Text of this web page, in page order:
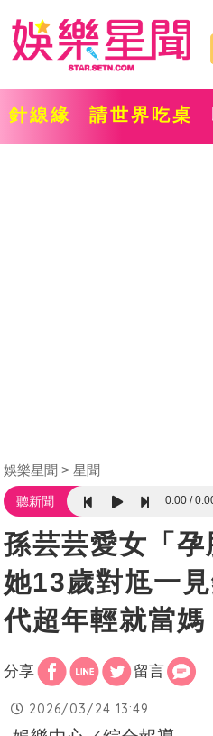
針線緣 請世界吃桌
娛樂星聞 星聞
聽新聞 0:00
孫芸芸愛女「孕
她13歲對尪一
代超年輕就當媽
分享 留言
2026/03/24 13:49